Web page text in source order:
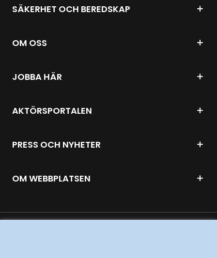
SÄKERHET OCH BEREDSKAP
OM OSS
JOBBA HÄR
AKTÖRSPORTALEN
PRESS OCH NYHETER
OM WEBBPLATSEN